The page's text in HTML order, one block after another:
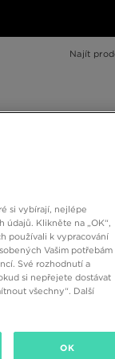
Najít
si vybírají, nejlépe
Klikněte na „OK“,
používali k vypracování
Vašim potřebám
Své rozhodnutí a
si nepřejete dostávat
všechny“. Další
OK